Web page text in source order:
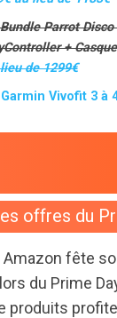
Parrot Disco
+
de 1299€
Garmin Vivofit 3 à
offres du
Amazon fête
du Prime
produits